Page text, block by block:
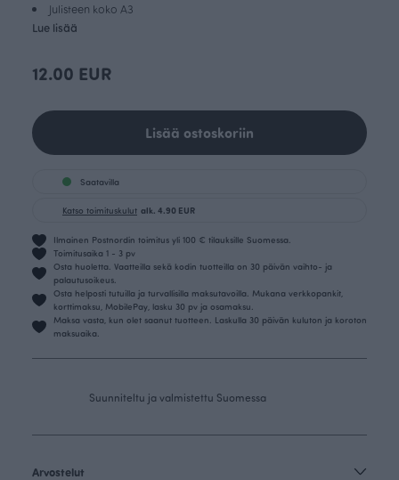
Julisteen koko A3
Lue lisää
12.00 EUR
Lisää ostoskoriin
Saatavilla
Katso toimituskulut alk. 4.90 EUR
Ilmainen Postnordin toimitus yli 100 € tilauksille Suomessa.
Toimitusaika 1 - 3 pv
Osta huoletta. Vaatteilla sekä kodin tuotteilla on 30 päivän vaihto- ja
palautusoikeus.
Osta helposti tutuilla ja turvallisilla maksutavoilla. Mukana verkkopankit,
korttimaksu, MobilePay, lasku 30 pv ja osamaksu.
Maksa vasta, kun olet saanut tuotteen. Laskulla 30 päivän kuluton ja koroton
maksuaika.
Suunniteltu ja valmistettu Suomessa
Arvostelut